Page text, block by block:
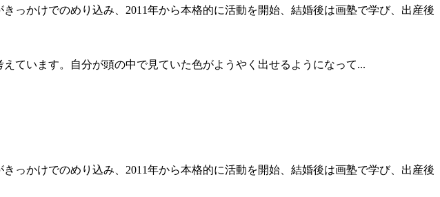
っかけでのめり込み、2011年から本格的に活動を開始、結婚後は画塾で学び、出産後
ています。自分が頭の中で見ていた色がようやく出せるようになって...
っかけでのめり込み、2011年から本格的に活動を開始、結婚後は画塾で学び、出産後